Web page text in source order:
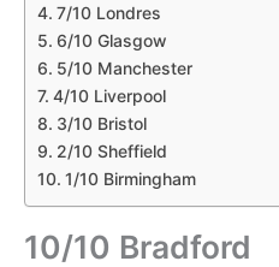
7/10 Londres
6/10 Glasgow
5/10 Manchester
4/10 Liverpool
3/10 Bristol
2/10 Sheffield
1/10 Birmingham
10/10 Bradford